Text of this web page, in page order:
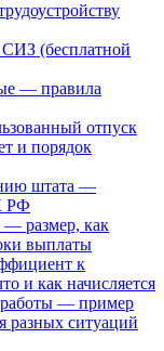
(бесплатной
— правила
отпуск
и порядок
штата —
РФ
— размер, как
выплаты
к
и как начисляется
работы — пример
разных ситуаций